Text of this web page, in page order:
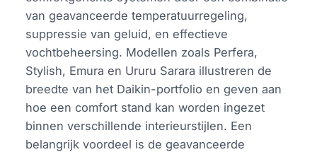
van geavanceerde temperatuurregeling,
suppressie van geluid, en effectieve
vochtbeheersing. Modellen zoals Perfera,
Stylish, Emura en Ururu Sarara illustreren de
breedte van het Daikin-portfolio en geven aan
hoe een comfort stand kan worden ingezet
binnen verschillende interieurstijlen. Een
belangrijk voordeel is de geavanceerde